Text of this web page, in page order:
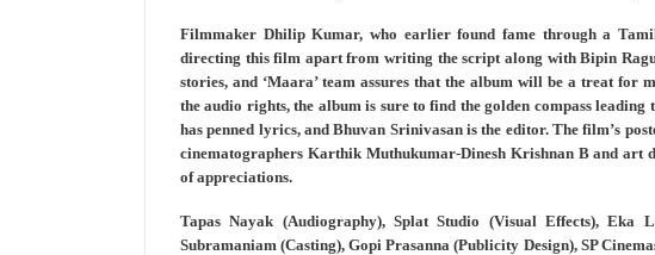
Filmmaker Dhilip Kumar, who earlier found fame through a
directing this film apart from writing the script along with Bipin
stories, and ‘Maara’ team assures that the album will be a treat for
the audio rights, the album is sure to find the golden compass leading
has penned lyrics, and Bhuvan Srinivasan is the editor. The film’s
cinematographers Karthik Muthukumar-Dinesh Krishnan B and art
of appreciations.
Tapas Nayak (Audiography), Splat Studio (Visual Effects), Eka
Subramaniam (Casting), Gopi Prasanna (Publicity Design), SP